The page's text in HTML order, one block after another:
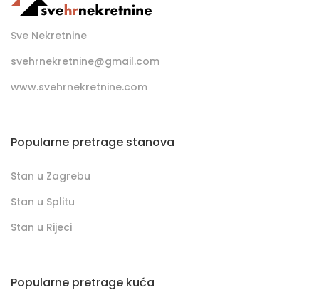
Sve Nekretnine
svehrnekretnine@gmail.com
www.svehrnekretnine.com
Popularne pretrage stanova
Stan u Zagrebu
Stan u Splitu
Stan u Rijeci
Popularne pretrage kuća